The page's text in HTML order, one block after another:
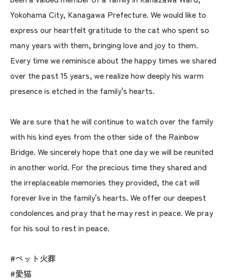
Yokohama City, Kanagawa Prefecture. We would like to
express our heartfelt gratitude to the cat who spent so
many years with them, bringing love and joy to them.
Every time we reminisce about the happy times we shared
over the past 15 years, we realize how deeply his warm
presence is etched in the family's hearts.
We are sure that he will continue to watch over the family
with his kind eyes from the other side of the Rainbow
Bridge. We sincerely hope that one day we will be reunited
in another world. For the precious time they shared and
the irreplaceable memories they provided, the cat will
forever live in the family's hearts. We offer our deepest
condolences and pray that he may rest in peace. We pray
for his soul to rest in peace.
#ペット火葬
#愛猫